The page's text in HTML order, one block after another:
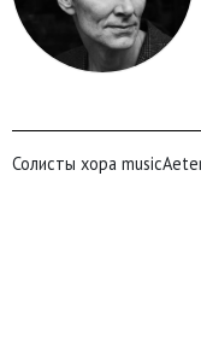
Солисты хора